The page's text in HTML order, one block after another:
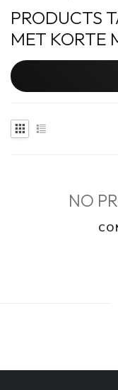
PRODUCTS
MET KORTE
NO